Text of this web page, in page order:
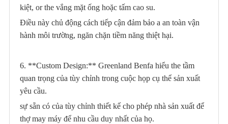
kiệt, or the vắng mặt ống hoặc tấm cao su.
Điều này chủ động cách tiếp cận đảm bảo a an toàn vận
hành môi trường, ngăn chặn tiềm năng thiệt hại.
6. **Custom Design:** Greenland Benfa hiểu the tầm
quan trọng của tùy chỉnh trong cuộc họp cụ thể sản xuất
yêu cầu.
sự sẵn có của tùy chỉnh thiết kế cho phép nhà sản xuất để
thợ may máy để nhu cầu duy nhất của họ.